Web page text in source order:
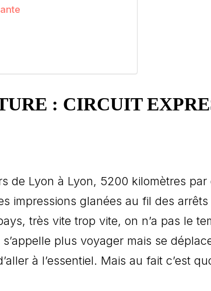
: CIRCUIT
de Lyon à Lyon, 5200 kilomètres
impressions glanées au fil des
très vite trop vite, on n’a pas le
plus voyager mais se
à l’essentiel. Mais au fait c’est